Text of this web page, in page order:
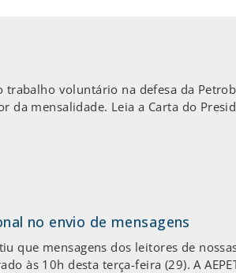
voluntário na defesa da
mensalidade. Leia a Carta do
no envio de mensagens
que mensagens dos leitores de
às 10h desta terça-feira (29). A